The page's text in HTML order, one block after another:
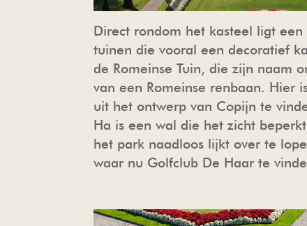
Direct rondom het kasteel ligt
tuinen die vooral een decoratief
de Romeinse Tuin, die zijn naam
van een Romeinse renbaan. Hier
uit het ontwerp van Copijn te
Ha is een wal die het zicht
het park naadloos lijkt over te
waar nu Golfclub De Haar te